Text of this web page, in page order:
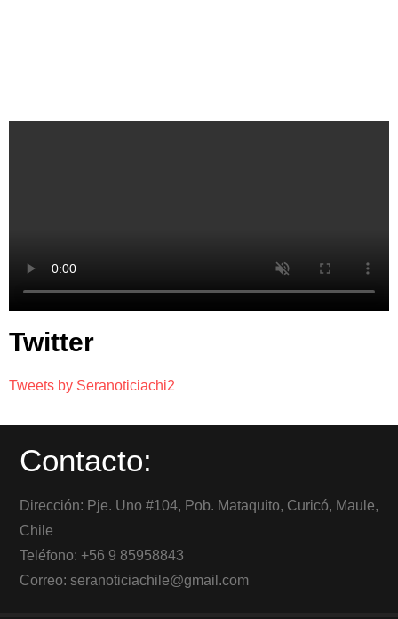
Twitter
Tweets by Seranoticiachi2
Contacto:
Dirección: Pje. Uno #104, Pob. Mataquito, Curicó, Maule,
Chile
Teléfono: +56 9 85958843
Correo: seranoticiachile@gmail.com